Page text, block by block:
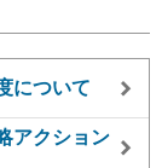
について
アクション